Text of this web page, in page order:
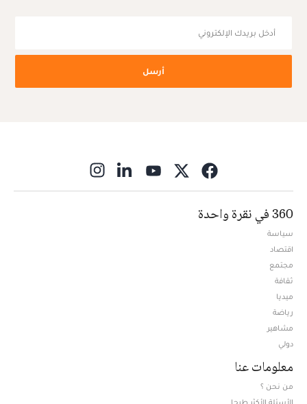
أرسل
360 في نقرة واحدة
سياسة
اقتصاد
مجتمع
ثقافة
ميديا
رياضة
مشاهير
دولي
معلومات عنا
من نحن ؟
الأسئلة الأكثر طرحا